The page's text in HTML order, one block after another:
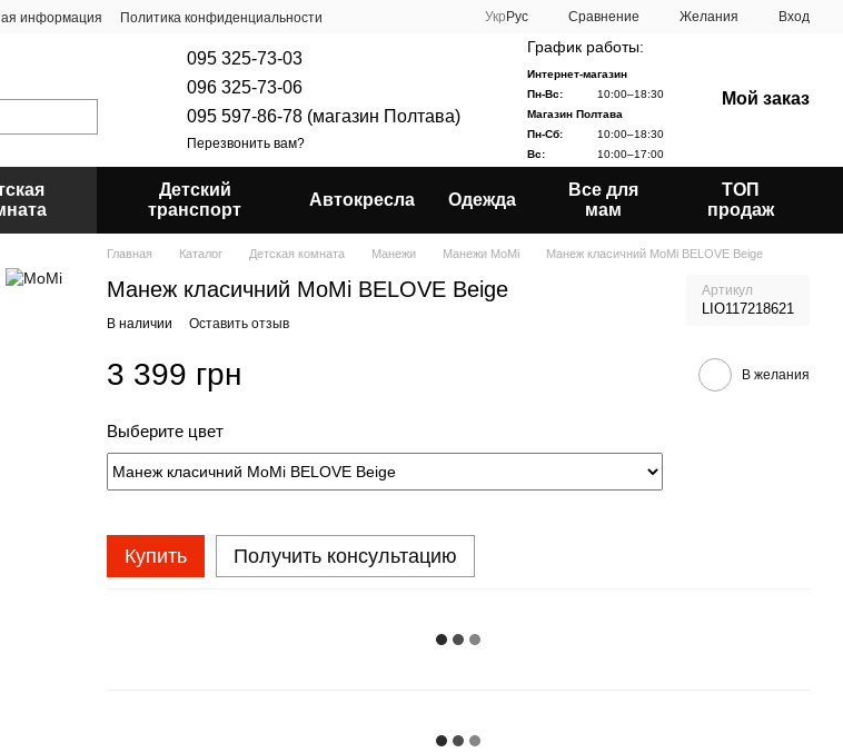
информация
Политика конфиденциальности
Укр Рус Сравнение Желания Вход
095 325-73-03
096 325-73-06
095 597-86-78 (магазин Полтава)
Перезвонить вам?
График работы:
Интернет-магазин
Пн-Вс:
10:00–18:30
Магазин Полтава
Пн-Сб:
10:00–18:30
Вс:
10:00–17:00
Мой заказ
Детский
транспорт
Автокресла Одежда
Все для
мам
ТОП
продаж
Главная Каталог Детская комната Манежи Манежи MoMi Манеж класичний MoMi BELOVE Beige
Манеж класичний MoMi BELOVE Beige Артикул
LIO117218621
В наличии Оставить отзыв
3 399 грн В желания
Выберите цвет
Купить Получить консультацию